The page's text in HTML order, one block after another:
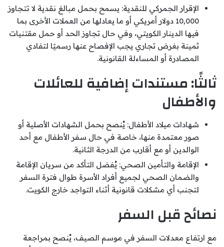
الإقرار الجمركي للنقدية: يسمح بحمل مبالغ نقدية لا تتجاوز
10,000 دولار أمريكي أو ما يعادلها من العملات الأخرى بما
فيها الدينار الكويتي، وفي حال تجاوز الحد أو حمل مقتنيات
ثمينة بغرض تجاري يجب الإفصاح عنها رسميًا لتفادي
المصادرة أو المساءلة القانونية.
ثالثًا: مستندات إضافية للعائلات
والأطفال
شهادات ميلاد الأطفال: يُنصح بحمل الشهادات الأصلية أو
صور معتمدة منها، خاصة في حال سفر الأطفال مع أحد
الوالدين أو مع أقارب من الدرجة الثانية.
الإقامة والتأمين الصحي: يُفضل التأكد من سريان الإقامة
والضمان الصحي لجميع أفراد الأسرة طوال فترة السفر
لتجنب أي مشكلات قانونية أثناء التواجد خارج الكويت.
نصائح قبل السفر
مع ارتفاع معدلات السفر في موسم الصيف، يُنصح بمراجعة